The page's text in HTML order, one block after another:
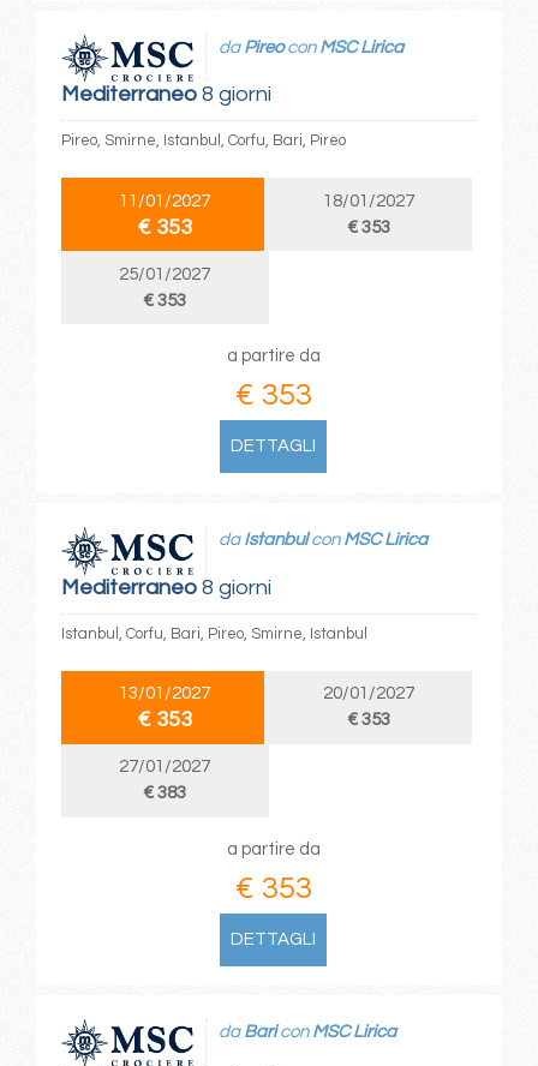
Mediterraneo8 giorni
da Pireocon MSC Lirica
Pireo, Smirne, Istanbul, Corfu, Bari, Pireo
11/01/2027
€ 353
18/01/2027
€ 353
25/01/2027
€ 353
a partire da
€ 353
DETTAGLI
Mediterraneo8 giorni
da Istanbulcon MSC Lirica
Istanbul, Corfu, Bari, Pireo, Smirne, Istanbul
13/01/2027
€ 353
20/01/2027
€ 353
27/01/2027
€ 383
a partire da
€ 353
DETTAGLI
da Baricon MSC Lirica